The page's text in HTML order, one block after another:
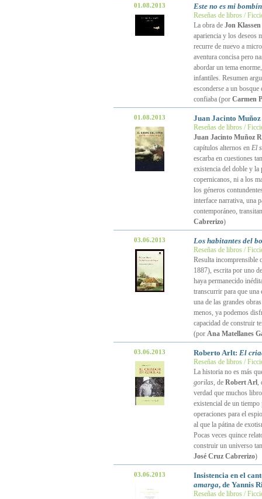
01.08.2013 Este no es mi bombín
Reseñas de libros /
La obra de Jon Klassen
apariencia y los
recurre de nuevo a
aventura concisa pero
abordar un tema
infantiles. Resumen
esconderse a un
confiaba (por Carmen
01.08.2013 Juan Jacinto
Reseñas de libros /
Juan Jacinto Muñoz
capítulos alternos en El
escarba en cuestiones
existencia del doble y la
copernicanos, ni a los
los géneros
interface narrativa, una
contemporáneo,
Cabrerizo)
03.06.2013 Los habitantes del
Reseñas de libros /
Resulta incomprensible
1887), escrita por uno
haya permanecido
transcurrir para que una
una de las grandes
menos, ya podemos
capacidad de construir
(por Ana Matellanes
03.06.2013 Roberto Arlt: El
Reseñas de libros /
La historia no es más
gorilas, de Robert Arl,
verdad que muchos
existencial de un
operaciones para el
al que la pátina de
Pocas veces quince
construir un universo
José Cruz Cabrerizo)
03.06.2013
Insistencia en el
amarga, de Yannis
Reseñas de libros /